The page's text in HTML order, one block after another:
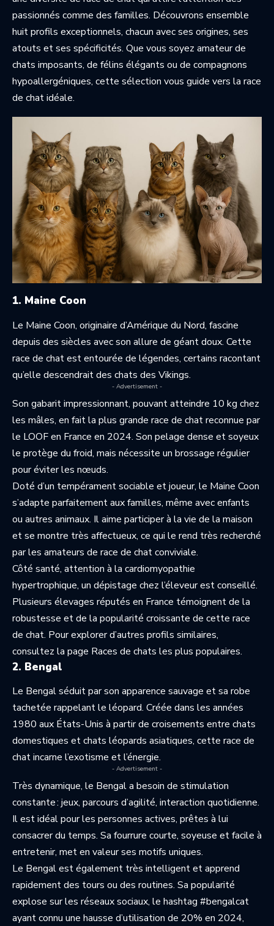
passionnés comme des familles. Découvrons ensemble
huit profils exceptionnels, chacun avec ses origines, ses
atouts et ses spécificités. Que vous soyez amateur de
chats imposants, de félins élégants ou de compagnons
hypoallergéniques, cette sélection vous guide vers la race
de chat idéale.
1. Maine Coon
Le Maine Coon, originaire d’Amérique du Nord, fascine
depuis des siècles avec son allure de géant doux. Cette
race de chat est entourée de légendes, certains racontant
qu’elle descendrait des chats des Vikings.
- Advertisement -
Son gabarit impressionnant, pouvant atteindre 10 kg chez
les mâles, en fait la plus grande race de chat reconnue par
le LOOF en France en 2024. Son pelage dense et soyeux
le protège du froid, mais nécessite un brossage régulier
pour éviter les nœuds.
Doté d’un tempérament sociable et joueur, le Maine Coon
s’adapte parfaitement aux familles, même avec enfants
ou autres animaux. Il aime participer à la vie de la maison
et se montre très affectueux, ce qui le rend très recherché
par les amateurs de race de chat conviviale.
Côté santé, attention à la cardiomyopathie
hypertrophique, un dépistage chez l’éleveur est conseillé.
Plusieurs élevages réputés en France témoignent de la
robustesse et de la popularité croissante de cette race
de chat. Pour explorer d’autres profils similaires,
consultez la page Races de chats les plus populaires.
2. Bengal
Le Bengal séduit par son apparence sauvage et sa robe
tachetée rappelant le léopard. Créée dans les années
1980 aux États-Unis à partir de croisements entre chats
domestiques et chats léopards asiatiques, cette race de
chat incarne l’exotisme et l’énergie.
- Advertisement -
Très dynamique, le Bengal a besoin de stimulation
constante : jeux, parcours d’agilité, interaction quotidienne.
Il est idéal pour les personnes actives, prêtes à lui
consacrer du temps. Sa fourrure courte, soyeuse et facile à
entretenir, met en valeur ses motifs uniques.
Le Bengal est également très intelligent et apprend
rapidement des tours ou des routines. Sa popularité
explose sur les réseaux sociaux, le hashtag #bengalcat
ayant connu une hausse d’utilisation de 20% en 2024,